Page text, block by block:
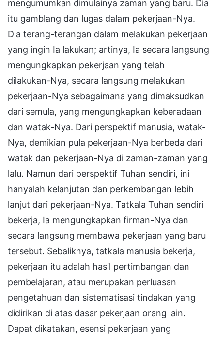
mengumumkan dimulainya zaman yang baru. Dia
itu gamblang dan lugas dalam pekerjaan-Nya.
Dia terang-terangan dalam melakukan pekerjaan
yang ingin Ia lakukan; artinya, Ia secara langsung
mengungkapkan pekerjaan yang telah
dilakukan-Nya, secara langsung melakukan
pekerjaan-Nya sebagaimana yang dimaksudkan
dari semula, yang mengungkapkan keberadaan
dan watak-Nya. Dari perspektif manusia, watak-
Nya, demikian pula pekerjaan-Nya berbeda dari
watak dan pekerjaan-Nya di zaman-zaman yang
lalu. Namun dari perspektif Tuhan sendiri, ini
hanyalah kelanjutan dan perkembangan lebih
lanjut dari pekerjaan-Nya. Tatkala Tuhan sendiri
bekerja, Ia mengungkapkan firman-Nya dan
secara langsung membawa pekerjaan yang baru
tersebut. Sebaliknya, tatkala manusia bekerja,
pekerjaan itu adalah hasil pertimbangan dan
pembelajaran, atau merupakan perluasan
pengetahuan dan sistematisasi tindakan yang
didirikan di atas dasar pekerjaan orang lain.
Dapat dikatakan, esensi pekerjaan yang